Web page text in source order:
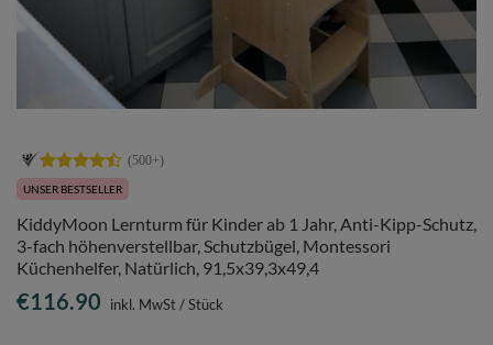
UNSER BESTSELLER
KiddyMoon Lernturm für Kinder ab 1 Jahr, Anti-Kipp-Schutz,
3-fach höhenverstellbar, Schutzbügel, Montessori
Küchenhelfer, Natürlich, 91,5x39,3x49,4
€116.90 inkl. MwSt/Stück